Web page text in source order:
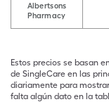
Albertsons
Pharmacy
Estos precios se basan
de SingleCare en las
diariamente para
falta algún dato en la